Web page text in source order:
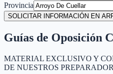
Provincia
SOLICITAR INFORMACIÓN EN
Guías de Oposición
MATERIAL EXCLUSIVO Y
DE NUESTROS